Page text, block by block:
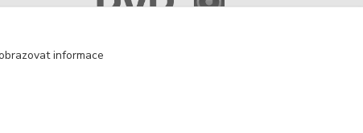
informace